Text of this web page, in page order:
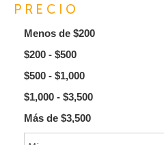
PRECIO
Menos de $200
$200 - $500
$500 - $1,000
$1,000 - $3,500
Más de $3,500